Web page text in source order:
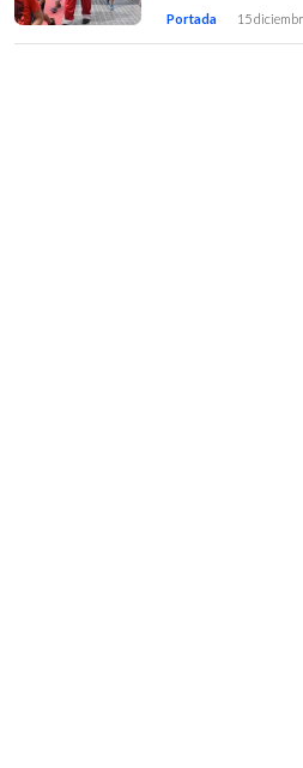
Portada 15